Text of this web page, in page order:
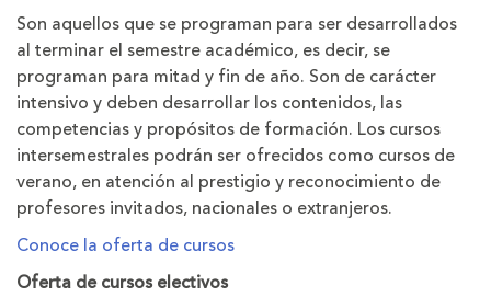
Son aquellos que se programan para ser desarrollados
al terminar el semestre académico, es decir, se
programan para mitad y fin de año. Son de carácter
intensivo y deben desarrollar los contenidos, las
competencias y propósitos de formación. Los cursos
intersemestrales podrán ser ofrecidos como cursos de
verano, en atención al prestigio y reconocimiento de
profesores invitados, nacionales o extranjeros.
Conoce la oferta de cursos
Oferta de cursos electivos